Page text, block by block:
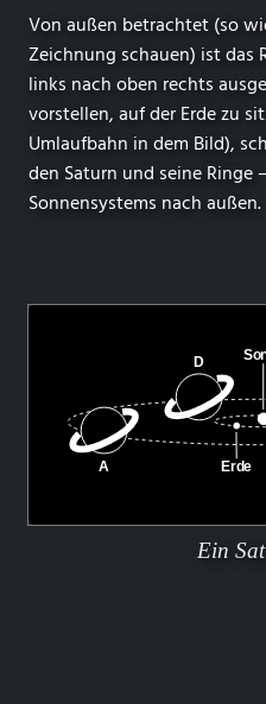
Von außen betrachtet (so
Zeichnung schauen) ist das
links nach oben rechts
vorstellen, auf der Erde zu
Umlaufbahn in dem Bild),
den Saturn und seine Ringe
Sonnensystems nach außen.
Ein